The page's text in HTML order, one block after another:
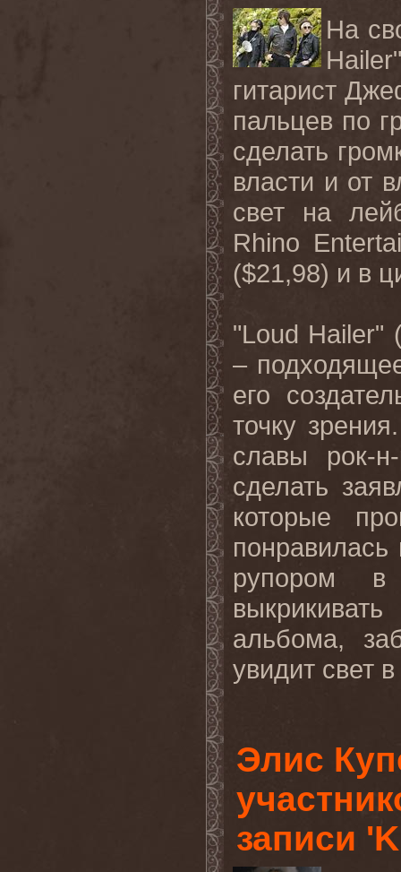
На
Hailer
гитарист
пальцев по
сделать
власти и от
свет на
Rhino
($21,98) и в
"Loud Hailer"
–
его
точку
славы рок-
сделать
которые
понравилась
рупором
альбома,
увидит свет
Элис
записи